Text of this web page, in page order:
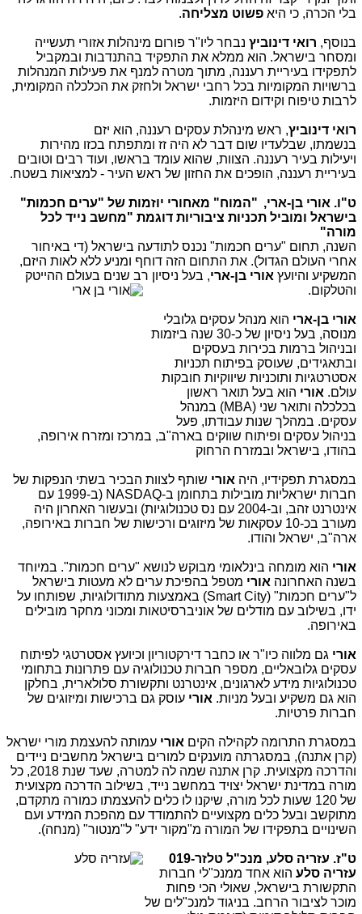
בלי הכרה, כי היא פשוט מצליחה.
בנוסף, רואי דינוביץ נבחר ליו"ר פורום מינהלות אזורי תעשייה
ומסחר בישראל. הוא ממלא את התפקיד בהתנדבות ובמקביל
לתפקידו בעיריית רעננה, מתוך מטרה למנף את פעילות המנהלות
ברשויות המקומיות בכל רחבי ישראל ולחזק את הכלכלה המקומית,
לרבות טיפוח וקידום היזמות.
רואי דינוביץ, ראש מינהלת עסקים רעננה, הוא יזם
בנשמתו, שבלעדיו שום דבר לא היה זז ומתפתח בכזו מהירות
ויעילות בעיר רעננה. הצוות, שהוא עומד בראשו, ועוד רבים וטובים
בעיריית רעננה, הופכים את החזון של ראש העיר - למציאות בשטח.
ט"ו. אורי בן-ארי, "המוח" מאחורי יוזמות של "ערים חכמות"
בישראל ומוביל תכניות ציבוריות דוגמת "מחשב נייד לכל
מורה"
השנה, תחום "ערים חכמות" נכנס לתודעה בישראל (די באיחור
אחרי העולם הגדול). את התחום הזה דוחף ומניע ללא לאות היזם,
המשקיע והיועץ אורי בן-ארי, בעל ניסיון רב שנים בעולם ההייטק
והטלקום.
אורי בן-ארי הוא מנהל עסקים גלובלי
מנוסה, בעל ניסיון של כ-30 שנה ביזמות
ובניהול ברמות בכירות בעסקים
ובתאגידים, שעוסק בפיתוח תכניות
אסטרטגיות ותוכניות שיווקיות חובקות
עולם. אורי הוא בעל תואר ראשון
בכלכלה ותואר שני (MBA) במנהל
עסקים. במהלך שנות עבודתו, פעל
בניהול עסקים ופיתוח שווקים בארה"ב, במרכז ומזרח אירופה,
בהודו, בישראל ובמזרח הרחוק
במסגרת תפקידיו, היה אורי שותף לצוות הבכיר בשתי הנפקות של
חברות ישראליות מובילות בתחומן ב-NASDAQ (ב-1999 עם
אינטרנט זהב, וב-2004 עם נס טכנולוגיות) ובעשור האחרון היה
מעורב בכ-10 עסקאות של מיזוגים ורכישות של חברות באירופה,
ארה"ב, ישראל והודו.
אורי הוא מומחה בינלאומי מבוקש לנושא "ערים חכמות". במיוחד
בשנה האחרונה אורי מטפל בהפיכת ערים לא מעטות בישראל
ל"ערים חכמות" (Smart City) באמצעות מתודולוגיות, שפותחו על
ידו, בשילוב עם מודלים של אוניברסיטאות ומכוני מחקר מובילים
באירופה.
אורי גם מלווה כיו"ר או כחבר דירקטוריון וכיועץ אסטרטגי לפיתוח
עסקים גלובאליים, מספר חברות טכנולוגיה עם פתרונות בתחומי
טכנולוגיות מידע לארגונים, אינטרנט ותקשורת סלולארית, בחלקן
הוא גם משקיע ובעל מניות. אורי עוסק גם ברכישות ומיזוגים של
חברות פרטיות.
במסגרת התרומה לקהילה הקים אורי עמותה להעצמת מורי ישראל
(קרן אתנה), במסגרתה מוענקים למורים בישראל מחשבים ניידים
והדרכה מקצועית. קרן אתנה שמה לה למטרה, שעד שנת 2018, כל
מורה במדינת ישראל יצויד במחשב נייד, בשילוב הדרכה מקצועית
של 120 שעות לכל מורה, שיקנו לו כלים להעצמתו כמורה מתקדם,
מתוקשב ובעל כלים מקצועיים להתמודד עם מהפכת המידע ועם
השינויים בתפקידו של המורה מ"מקור ידע" ל"מנטור" (מנחה).
ט"ז. עזריה סלע, מנכ"ל טלזר-019
עזריה סלע הוא אחד ממנכ"לי חברות
התקשורת בישראל, שאולי הכי פחות
מוכר לציבור הרחב. בניגוד למנכ"לים של